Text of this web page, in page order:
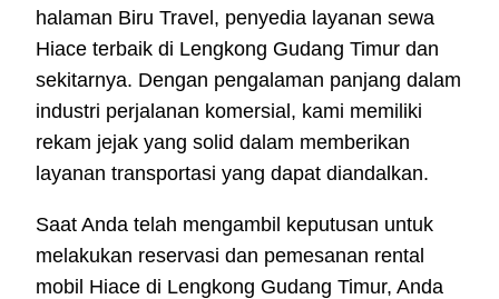
halaman Biru Travel, penyedia layanan sewa
Hiace terbaik di Lengkong Gudang Timur dan
sekitarnya. Dengan pengalaman panjang dalam
industri perjalanan komersial, kami memiliki
rekam jejak yang solid dalam memberikan
layanan transportasi yang dapat diandalkan.
Saat Anda telah mengambil keputusan untuk
melakukan reservasi dan pemesanan rental
mobil Hiace di Lengkong Gudang Timur, Anda